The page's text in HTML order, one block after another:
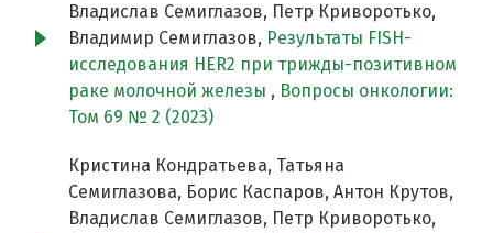
Владислав Семиглазов, Петр Криворотько,
Владимир Семиглазов, Результаты FISH-
исследования HER2 при трижды-позитивном
раке молочной железы , Вопросы онкологии:
Том 69 № 2 (2023)
Кристина Кондратьева, Татьяна
Семиглазова, Борис Каспаров, Антон Крутов,
Владислав Семиглазов, Петр Криворотько,